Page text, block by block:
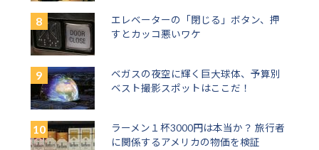
エレベーターの「閉じる」ボタン、押
すとカッコ悪いワケ
ベガスの夜空に輝く巨大球体、予算別
ベスト撮影スポットはここだ！
ラーメン１杯3000円は本当か？ 旅行者
に関係するアメリカの物価を検証